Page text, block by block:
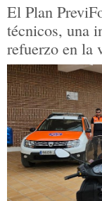
El Plan
técnicos, una
refuerzo en la